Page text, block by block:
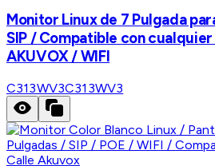
Monitor Linux de 7 Pulgada
SIP / Compatible con
AKUVOX / WIFI
C313WV3C313WV3